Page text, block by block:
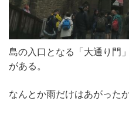
島の入口となる「大通り門
がある。
なんとか雨だけはあがった